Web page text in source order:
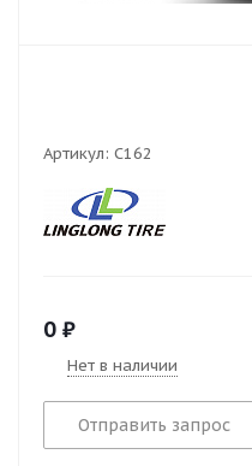
Артикул: C162
0 ₽
Нет в наличии
Отправить запрос